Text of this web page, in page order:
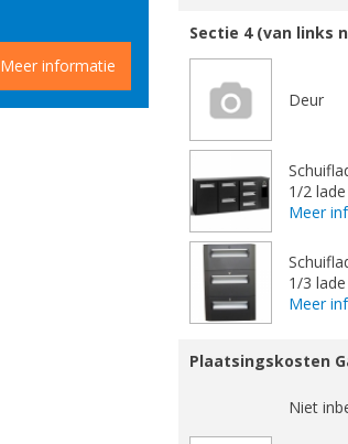
Meer informatie
Sectie 4 (van links
Deur
1/2
Meer
1/3
Meer
Plaatsingskosten
Niet